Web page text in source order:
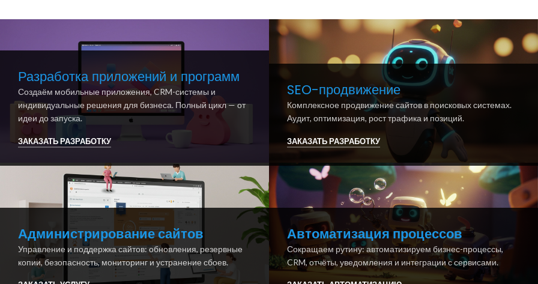
Разработка приложений и программ
Создаём мобильные приложения, CRM-системы и
индивидуальные решения для бизнеса. Полный цикл — от
идеи до запуска.
ЗАКАЗАТЬ РАЗРАБОТКУ
SEO-продвижение
Комплексное продвижение сайтов в поисковых системах.
Аудит, оптимизация, рост трафика и позиций.
ЗАКАЗАТЬ РАЗРАБОТКУ
Администрирование сайтов
Управление и поддержка сайтов: обновления, резервные
копии, безопасность, мониторинг и устранение сбоев.
Автоматизация процессов
Сокращаем рутину: автоматизируем бизнес-процессы,
CRM, отчёты, уведомления и интеграции с сервисами.